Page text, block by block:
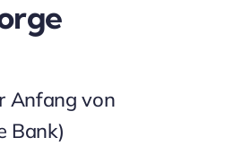
Anfang von
Bank)